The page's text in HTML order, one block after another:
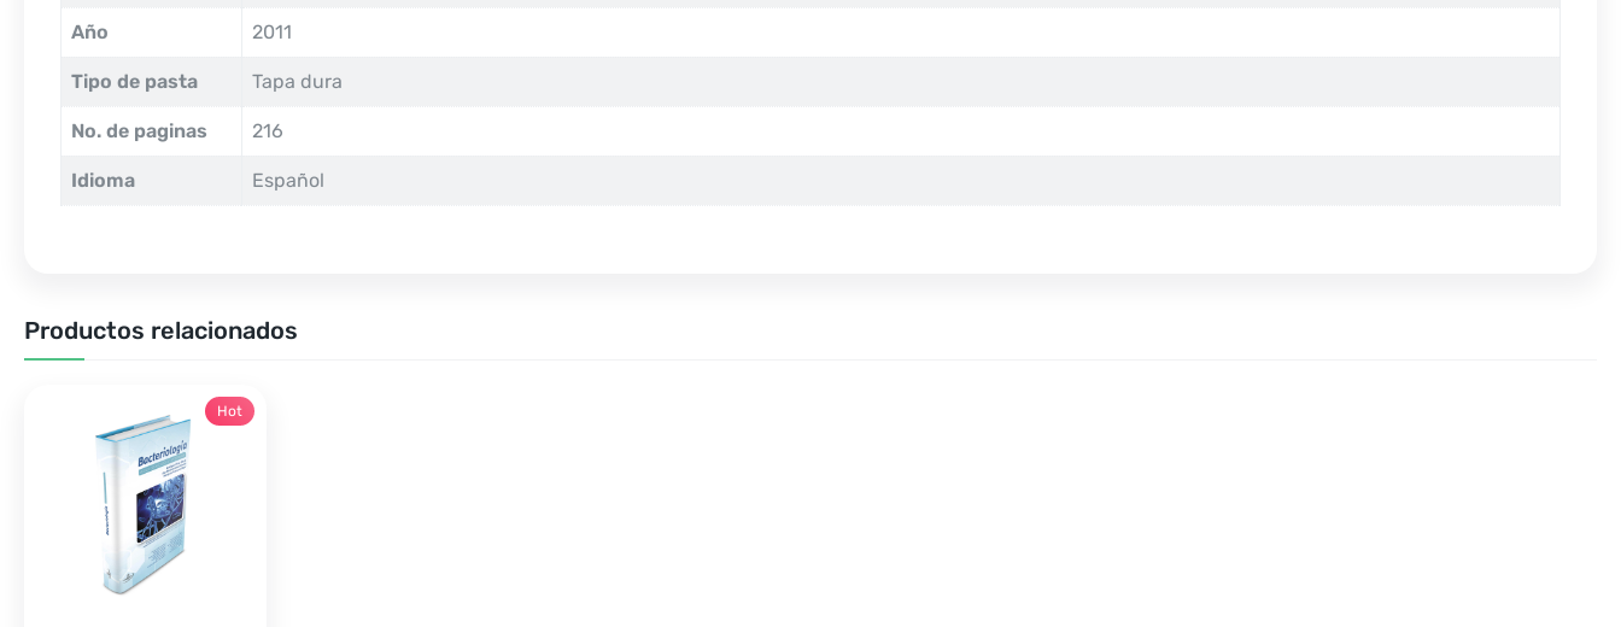
Año 2011
Tipo de pasta Tapa dura
No. de paginas 216
Idioma Español
Productos relacionados
Hot